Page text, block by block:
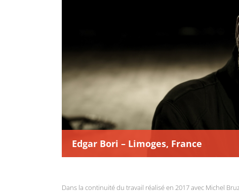
Edgar Bori – Limoges, France
Dans la continuité du travail réalisé en 2017 avec Michel